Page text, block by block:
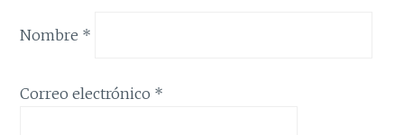
Nombre *
Correo electrónico *